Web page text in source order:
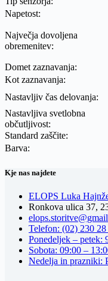
Napetost:
Največja dovoljena
obremenitev:
Domet zaznavanja:
Kot zaznavanja:
Nastavljiv čas delovanja:
Nastavljiva svetlobna
občutljivost:
Standard zaščite:
Barva:
Kje nas najdete
ELOPS Luka
Ronkova ulica 37,
Telefon: (02) 230 28
Ponedeljek – petek:
Sobota: 09:00 –
Nedelja in prazniki: